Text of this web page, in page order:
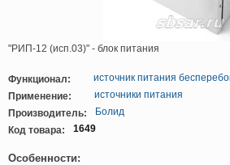
"РИП-12 (исп.03)" - блок питания
Функционал:
источник питания
Применение:
источники питания
Производитель:
Болид
Код товара:
1649
Особенности: